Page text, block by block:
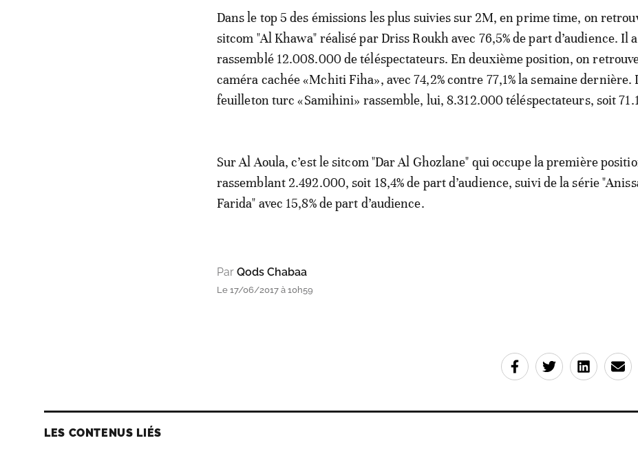
Dans le top 5 des émissions les plus suivies sur 2M, en prime time, on
sitcom "Al Khawa" réalisé par Driss Roukh avec 76,5% de part d’audience. Il a
rassemblé 12.008.000 de téléspectateurs. En deuxième position, on
caméra cachée «Mchiti Fiha», avec 74,2% contre 77,1% la semaine dernière.
feuilleton turc «Samihini» rassemble, lui, 8.312.000 téléspectateurs, soit
Sur Al Aoula, c’est le sitcom "Dar Al Ghozlane" qui occupe la première
rassemblant 2.492.000, soit 18,4% de part d’audience, suivi de la série
Farida" avec 15,8% de part d’audience.
Par Qods Chabaa
Le 17/06/2017 à 10h59
LES CONTENUS LIÉS